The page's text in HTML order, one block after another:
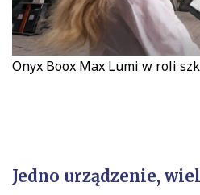
Onyx Boox Max Lumi w roli
Jedno urządzenie,